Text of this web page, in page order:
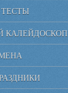
КАЛЕЙДОСКОП